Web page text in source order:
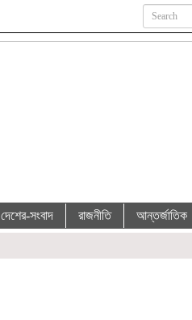
দেশের-সংবাদ রাজনীতি আন্তর্জাতিক